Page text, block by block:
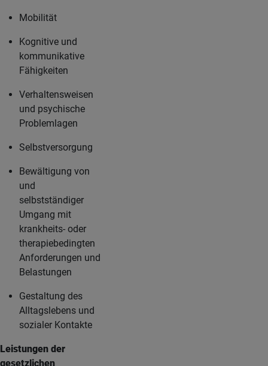
Mobilität
Kognitive und
kommunikative
Fähigkeiten
Verhaltensweisen
und psychische
Problemlagen
Selbstversorgung
Bewältigung von
und
selbstständiger
Umgang mit
krankheits- oder
therapiebedingten
Anforderungen und
Belastungen
Gestaltung des
Alltagslebens und
sozialer Kontakte
Leistungen der
gesetzlichen